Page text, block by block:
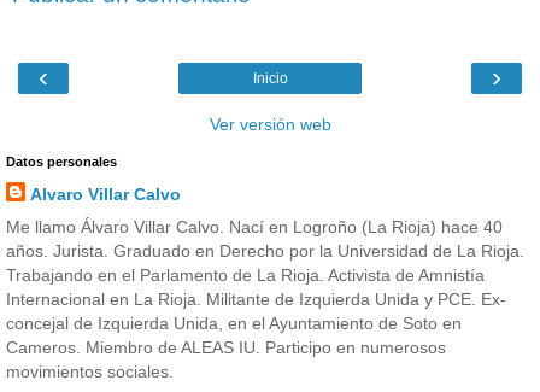
‹ ›
Inicio
Ver versión web
Datos personales
Alvaro Villar Calvo
Me llamo Álvaro Villar Calvo. Nací en Logroño (La Rioja) hace 40
años. Jurista. Graduado en Derecho por la Universidad de La Rioja.
Trabajando en el Parlamento de La Rioja. Activista de Amnistía
Internacional en La Rioja. Militante de Izquierda Unida y PCE. Ex-
concejal de Izquierda Unida, en el Ayuntamiento de Soto en
Cameros. Miembro de ALEAS IU. Participo en numerosos
movimientos sociales.